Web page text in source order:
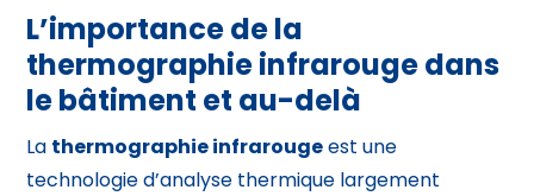
L’importance de la
thermographie infrarouge dans
le bâtiment et au-delà
La thermographie infrarougeest une
technologie d’analyse thermique largement